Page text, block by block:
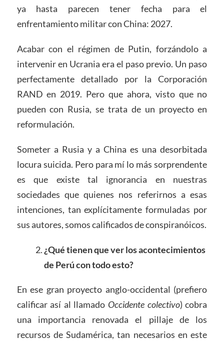
ya hasta parecen tener fecha para el
enfrentamiento militar con China: 2027.
Acabar con el régimen de Putin, forzándolo a
intervenir en Ucrania era el paso previo. Un paso
perfectamente detallado por la Corporación
RAND en 2019. Pero que ahora, visto que no
pueden con Rusia, se trata de un proyecto en
reformulación.
Someter a Rusia y a China es una desorbitada
locura suicida. Pero para mí lo más sorprendente
es que existe tal ignorancia en nuestras
sociedades que quienes nos referirnos a esas
intenciones, tan explícitamente formuladas por
sus autores, somos calificados de conspiranóicos.
¿Qué tienen que ver los acontecimientos
de Perú con todo esto?
En ese gran proyecto anglo-occidental (prefiero
calificar así al llamado Occidente colectivo) cobra
una importancia renovada el pillaje de los
recursos de Sudamérica, tan necesarios en este